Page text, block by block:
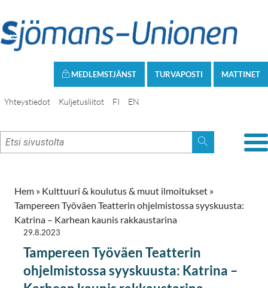
MATTINET
TURVAPOSTI
MEDLEMSTJÄNST
Yhteystiedot Kuljetusliitot FI EN
Hem » Kulttuuri & koulutus & muut ilmoitukset »
Tampereen Työväen Teatterin ohjelmistossa syyskuusta:
Katrina – Karhean kaunis rakkaustarina
29.8.2023
Tampereen Työväen Teatterin
ohjelmistossa syyskuusta: Katrina –